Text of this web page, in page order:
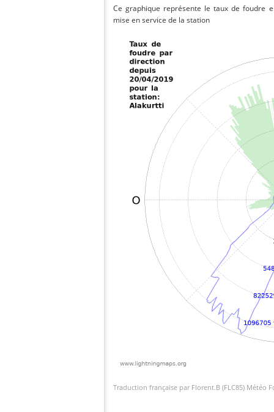
Ce graphique représente le taux de foudre
mise en service de la station
Traduction française par Florent.B (FLC85) Météo